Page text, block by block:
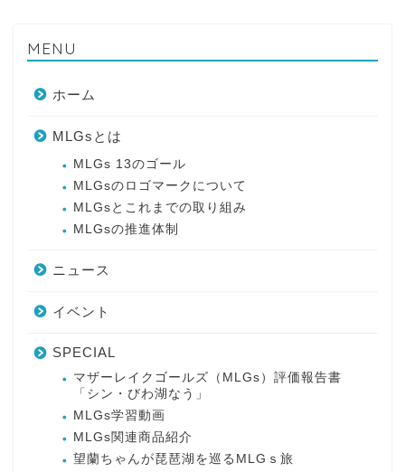
MENU
ホーム
MLGsとは
MLGs 13のゴール
MLGsのロゴマークについて
MLGsとこれまでの取り組み
MLGsの推進体制
ニュース
イベント
SPECIAL
マザーレイクゴールズ（MLGs）評価報告書
「シン・びわ湖なう」
MLGs学習動画
MLGs関連商品紹介
望蘭ちゃんが琵琶湖を巡るMLGｓ旅